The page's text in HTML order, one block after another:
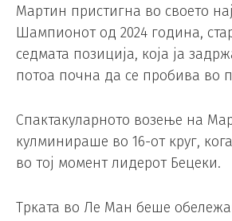
Мартин пристигна во своето
Шампионот од 2024 година,
седмата позиција, која ја
потоа почна да се пробива во
Спактакуларното возење на
кулминираше во 16-от круг,
во тој момент лидерот Бецеки.
Трката во Ле Ман беше